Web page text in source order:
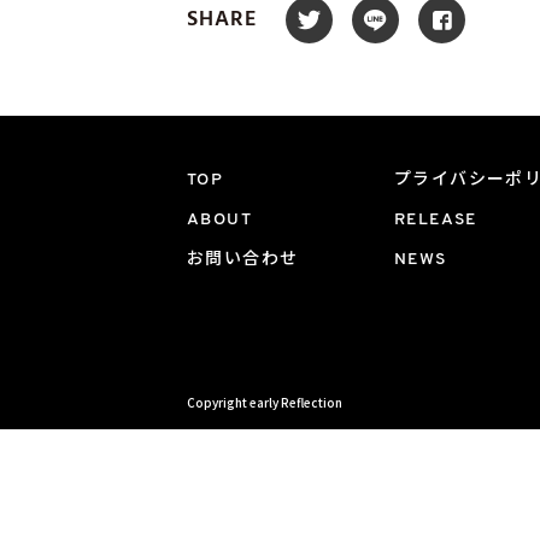
SHARE
TOP プライバシーポ
ABOUT RELEASE
お問い合わせ NEWS
Copyright early Reflection